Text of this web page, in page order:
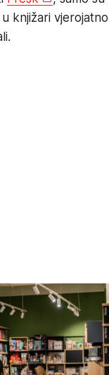
knjižari